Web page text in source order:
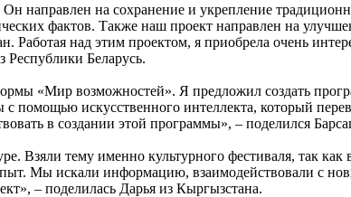
направлен на сохранение и укрепление
фактов. Также наш проект направлен на
Работая над этим проектом, я приобрела очень
Республики Беларусь.
«Мир возможностей». Я предложил создать
помощью искусственного интеллекта, который
в создании этой программы», – поделился
Взяли тему именно культурного фестиваля, так
Мы искали информацию, взаимодействовали с
– поделилась Дарья из Кыргызстана.